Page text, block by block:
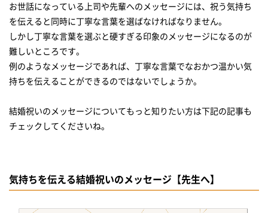
お世話になっている上司や先輩へのメッセージには、祝う気持ち
を伝えると同時に丁寧な言葉を選ばなければなりません。
しかし丁寧な言葉を選ぶと硬すぎる印象のメッセージになるのが
難しいところです。
例のようなメッセージであれば、丁寧な言葉でなおかつ温かい気
持ちを伝えることができるのではないでしょうか。
結婚祝いのメッセージについてもっと知りたい方は下記の記事も
チェックしてくださいね。
気持ちを伝える結婚祝いのメッセージ【先生へ】